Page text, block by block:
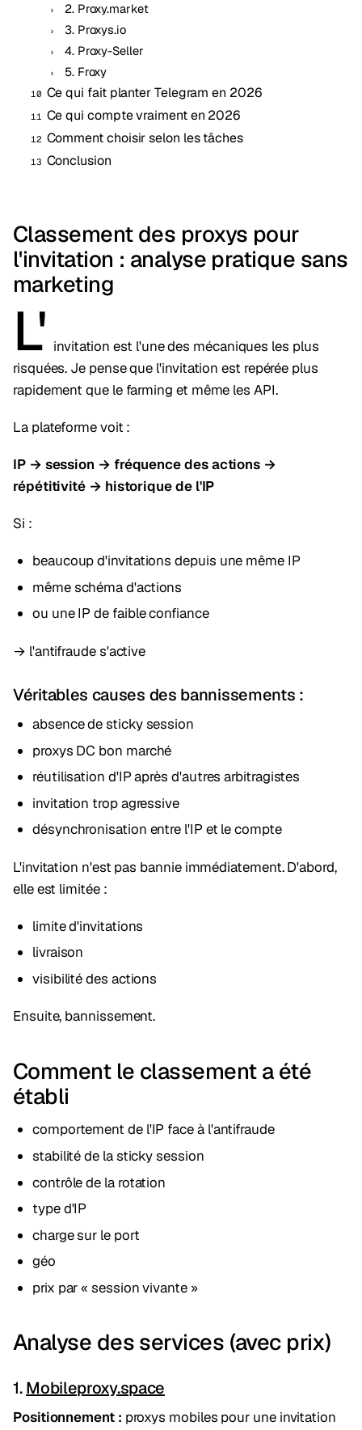
2. Proxy.market
3. Proxys.io
4. Proxy-Seller
5. Froxy
Ce qui fait planter Telegram en 2026
Ce qui compte vraiment en 2026
Comment choisir selon les tâches
Conclusion
Classement des proxys pour
l'invitation : analyse pratique sans
marketing
L' invitation est l'une des mécaniques les plus
risquées. Je pense que l'invitation est repérée plus
rapidement que le farming et même les API.
La plateforme voit :
IP → session → fréquence des actions →
répétitivité → historique de l'IP
Si :
beaucoup d'invitations depuis une même IP
même schéma d'actions
ou une IP de faible confiance
→ l'antifraude s'active
Véritables causes des bannissements :
absence de sticky session
proxys DC bon marché
réutilisation d'IP après d'autres arbitragistes
invitation trop agressive
désynchronisation entre l'IP et le compte
L'invitation n'est pas bannie immédiatement. D'abord,
elle est limitée :
limite d'invitations
livraison
visibilité des actions
Ensuite, bannissement.
Comment le classement a été
établi
comportement de l'IP face à l'antifraude
stabilité de la sticky session
contrôle de la rotation
type d'IP
charge sur le port
géo
prix par « session vivante »
Analyse des services (avec prix)
1.Mobileproxy.space
Positionnement : proxys mobiles pour une invitation